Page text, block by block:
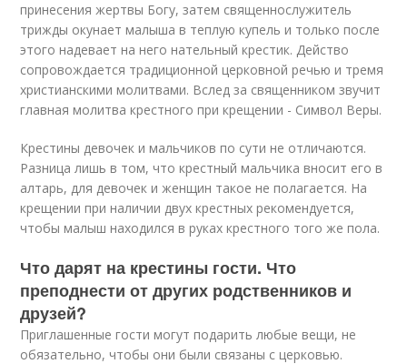
принесения жертвы Богу, затем священнослужитель
трижды окунает малыша в теплую купель и только после
этого надевает на него нательный крестик. Действо
сопровождается традиционной церковной речью и тремя
христианскими молитвами. Вслед за священником звучит
главная молитва крестного при крещении - Символ Веры.
Крестины девочек и мальчиков по сути не отличаются.
Разница лишь в том, что крестный мальчика вносит его в
алтарь, для девочек и женщин такое не полагается. На
крещении при наличии двух крестных рекомендуется,
чтобы малыш находился в руках крестного того же пола.
Что дарят на крестины гости. Что
преподнести от других родственников и
друзей?
Приглашенные гости могут подарить любые вещи, не
обязательно, чтобы они были связаны с церковью.